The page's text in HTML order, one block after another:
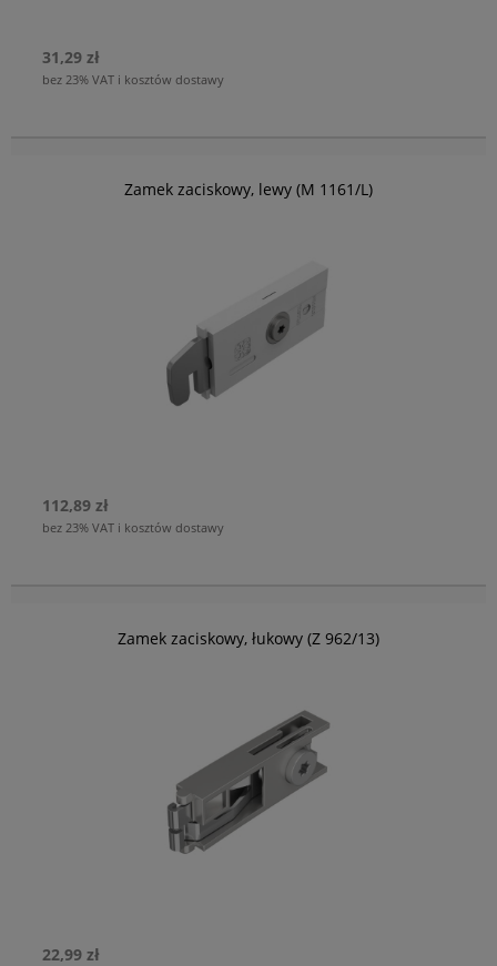
31,29 zł
bez 23% VAT i kosztów dostawy
Zamek zaciskowy, lewy (M 1161/L)
112,89 zł
bez 23% VAT i kosztów dostawy
Zamek zaciskowy, łukowy (Z 962/13)
22,99 zł